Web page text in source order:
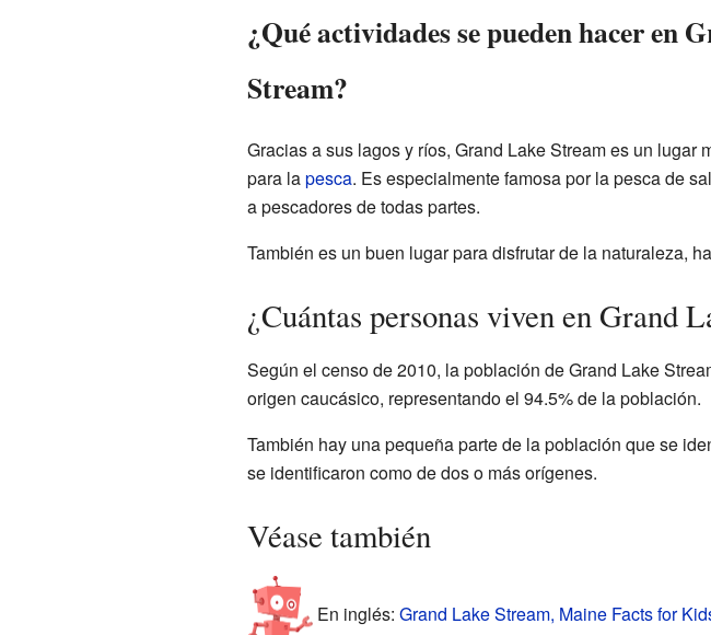
¿Qué actividades se pueden hacer en
Stream?
Gracias a sus lagos y ríos, Grand Lake Stream es un lugar
para lapesca. Es especialmente famosa por la pesca de
a pescadores de todas partes.
También es un buen lugar para disfrutar de la naturaleza,
¿Cuántas personas viven en Grand
Según el censo de 2010, la población de Grand Lake
origen caucásico, representando el 94.5% de la población.
También hay una pequeña parte de la población que se
se identificaron como de dos o más orígenes.
Véase también
En inglés: Grand Lake Stream, Maine Facts for